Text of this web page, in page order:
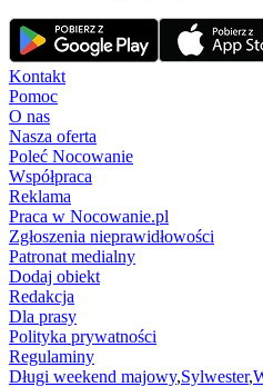
Kontakt
Pomoc
O nas
Nasza oferta
Poleć Nocowanie
Współpraca
Reklama
Praca w Nocowanie.pl
Zgłoszenia nieprawidłowości
Patronat medialny
Dodaj obiekt
Redakcja
Dla prasy
Polityka prywatności
Regulaminy
Długi weekend majowy,Sylwester,